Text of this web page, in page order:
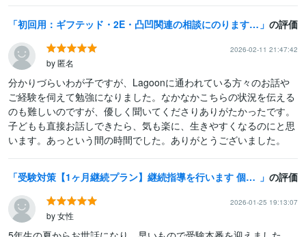
初回用：ギフテッド・2E・凸凹関連の相談にのります わが子/自分は周りと違う？凸凹っ子に関するお話をしたい方へ の評価
2026-02-11 21:47:42
by 匿名
分かりづらいわが子ですが、Lagoonに通われている方々のお話や
ご経験を伺えて勉強になりました。なかなかこちらの状況を伝える
のも難しいのですが、優しく聞いてくださりありがたかったです。
子どもも直接お話しできたら、気も楽に、生きやすくなるのにと思
います。あっという間の時間でした。ありがとうございました。
受験対策【1ヶ月継続プラン】継続指導を行います 個別指導塾で副室長兼講師として指導経験有！【90分×8回】 の評価
2026-01-25 19:13:07
by 女性